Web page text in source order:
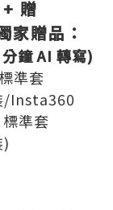
贈
贈品：
鐘 AI 轉寫)
準套
/Insta360
準套